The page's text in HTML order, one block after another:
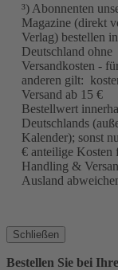
³) Abonnenten
Magazine (direkt
Verlag) bestellen in
Deutschland ohne
Versandkosten -
anderen gilt:
Versand ab 15 €
Bestellwert
Deutschlands
Kalender); sonst
€ anteilige Kosten
Handling &
Ausland
Schließen
Bestellen Sie bei